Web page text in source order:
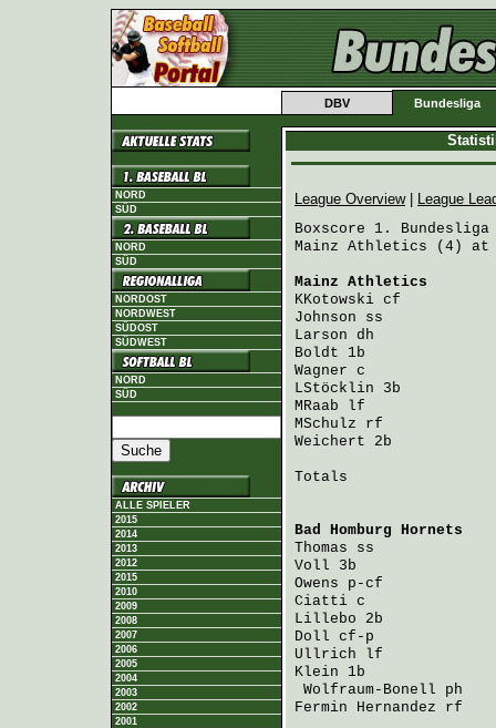
DBV Bundesliga
NORD
SÜD
NORD
SÜD
NORDOST
NORDWEST
SÜDOST
SÜDWEST
NORD
SÜD
ALLE SPIELER
2015
2014
2013
2012
2015
2010
2009
2008
2007
2006
2005
2004
2003
2002
2001
League Overview|
League
Boxscore 1. Bundesliga
Mainz Athletics (4) at
Mainz Athletics
KKotowski cf
Johnson ss
Larson dh
Boldt 1b
Wagner c
LStöcklin 3b
MRaab lf
MSchulz rf
Weichert 2b
Totals
Bad Homburg Hornets
Thomas ss
Voll 3b
Owens p-cf
Ciatti c
Lillebo 2b
Doll cf-p
Ullrich lf
Klein 1b
Wolfraum-Bonell ph
Fermin Hernandez rf